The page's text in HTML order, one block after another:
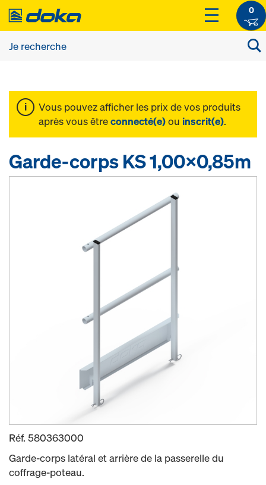
0
Vous pouvez afficher les prix de vos produits
après vous êtreconnecté(e)ou inscrit(e).
Garde-corps KS 1,00x0,85m
Réf. 580363000
Garde-corps latéral et arrière de la passerelle du
coffrage-poteau.